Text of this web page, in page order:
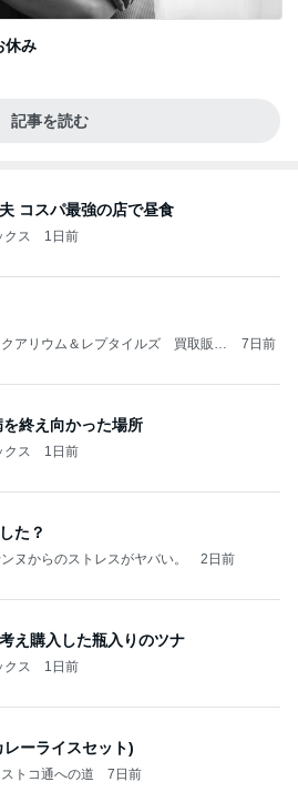
休み
記事を読む
コスパ最強の店で昼食
クス 1日前
クアリウム＆レプタイルズ 買取販売
7日前
を終え向かった場所
クス 1日前
た？
ヌからのストレスがヤバい。 2日前
え購入した瓶入りのツナ
クス 1日前
ーライスセット)
トコ通への道 7日前